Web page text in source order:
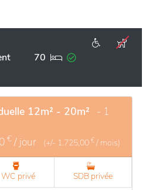
70
12m² - 20m² - 1
€ / jour (+/- 1.725,00 € / mois)
WC privé SDB privée